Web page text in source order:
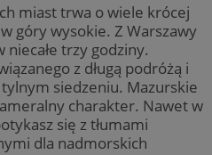
miast trwa o wiele krócej
góry wysokie. Z Warszawy
trzy godziny.
z długą podróżą i
siedzeniu. Mazurskie
charakter. Nawet w
się z tłumami
dla nadmorskich